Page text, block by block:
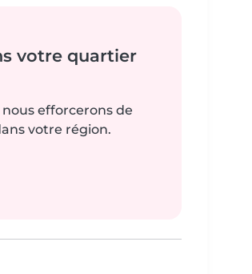
votre quartier
efforcerons de
votre région.